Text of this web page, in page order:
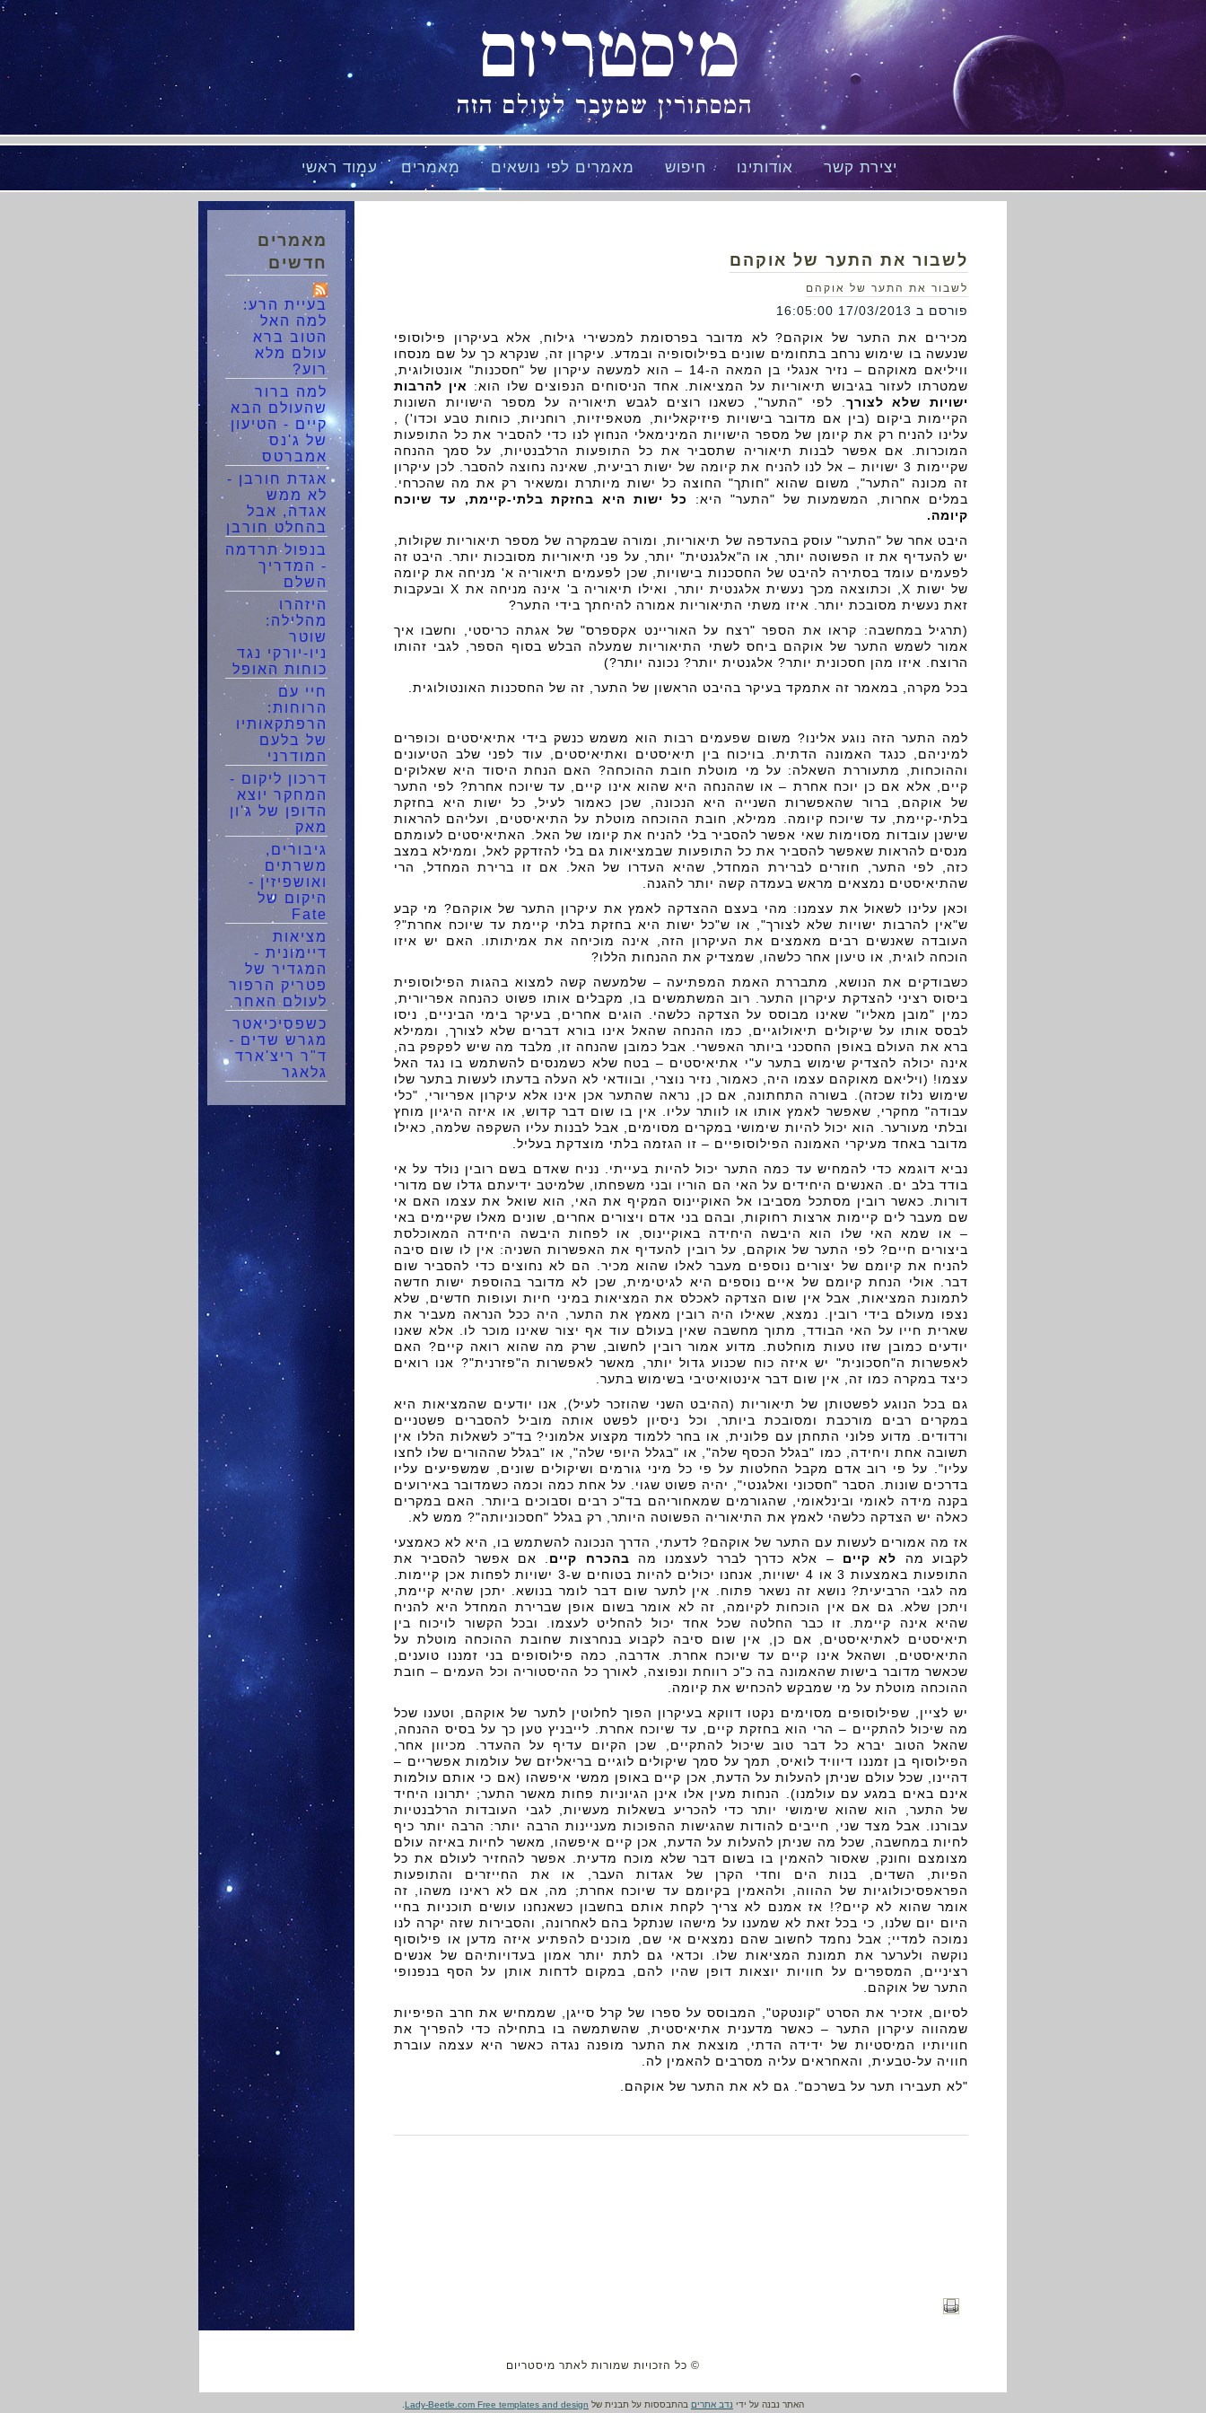
מיסטריום
המסתורין שמעבר לעולם הזה
עמוד ראשי מאמרים מאמרים לפי נושאים חיפוש אודותינו יצירת קשר
לשבור את התער של אוקהם
לשבור את התער של אוקהם
פורסם ב 17/03/2013 16:05:00
מכירים את התער של אוקהם? לא מדובר בפרסומת למכשירי גילוח, אלא בעיקרון פילוסופי
שנעשה בו שימוש נרחב בתחומים שונים בפילוסופיה ובמדע. עיקרון זה, שנקרא כך על שם מנסחו
וויליאם מאוקהם – נזיר אנגלי בן המאה ה-14 – הוא למעשה עיקרון של "חסכנות" אונטולוגית,
שמטרתו לעזור בגיבוש תיאוריות על המציאות. אחד הניסוחים הנפוצים שלו הוא:
אין להרבות
ישויות שלא לצורך . לפי "התער", כשאנו רוצים לגבש תיאוריה על מספר הישויות השונות
הקיימות ביקום (בין אם מדובר בישויות פיזיקאליות, מטאפיזיות, רוחניות, כוחות טבע וכדו') ,
עלינו להניח רק את קיומן של מספר הישויות המינימאלי הנחוץ לנו כדי להסביר את כל התופעות
המוכרות. אם אפשר לבנות תיאוריה שתסביר את כל התופעות הרלבנטיות, על סמך ההנחה
שקיימות 3 ישויות – אל לנו להניח את קיומה של ישות רביעית, שאינה נחוצה להסבר. לכן עיקרון
זה מכונה "התער", משום שהוא "חותך" החוצה כל ישות מיותרת ומשאיר רק את מה שהכרחי.
במלים אחרות, המשמעות של "התער" היא:
כל ישות היא בחזקת בלתי-קיימת, עד שיוכח
קיומה.
היבט אחר של "התער" עוסק בהעדפה של תיאוריות, ומורה שבמקרה של מספר תיאוריות שקולות,
יש להעדיף את זו הפשוטה יותר, או ה"אלגנטית" יותר, על פני תיאוריות מסובכות יותר. היבט זה
לפעמים עומד בסתירה להיבט של החסכנות בישויות, שכן לפעמים תיאוריה א' מניחה את קיומה
של ישות X, וכתוצאה מכך נעשית אלגנטית יותר, ואילו תיאוריה ב' אינה מניחה את X ובעקבות
זאת נעשית מסובכת יותר. איזו משתי התיאוריות אמורה להיחתך בידי התער?
(תרגיל במחשבה: קראו את הספר "רצח על האוריינט אקספרס" של אגתה כריסטי, וחשבו איך
אמור לשמש התער של אוקהם ביחס לשתי התיאוריות שמעלה הבלש בסוף הספר, לגבי זהותו
הרוצח. איזו מהן חסכונית יותר? אלגנטית יותר? נכונה יותר?)
בכל מקרה, במאמר זה אתמקד בעיקר בהיבט הראשון של התער, זה של החסכנות האונטולוגית.
למה התער הזה נוגע אלינו? משום שפעמים רבות הוא משמש כנשק בידי אתיאיסטים וכופרים
למיניהם, כנגד האמונה הדתית. בויכוח בין תיאיסטים ואתיאיסטים, עוד לפני שלב הטיעונים
וההוכחות, מתעוררת השאלה: על מי מוטלת חובת ההוכחה? האם הנחת היסוד היא שאלוקים
קיים, אלא אם כן יוכח אחרת – או שההנחה היא שהוא אינו קיים, עד שיוכח אחרת? לפי התער
של אוקהם, ברור שהאפשרות השנייה היא הנכונה, שכן כאמור לעיל, כל ישות היא בחזקת
בלתי-קיימת, עד שיוכח קיומה. ממילא, חובת ההוכחה מוטלת על התיאיסטים, ועליהם להראות
שישנן עובדות מסוימות שאי אפשר להסביר בלי להניח את קיומו של האל. האתיאיסטים לעומתם
מנסים להראות שאפשר להסביר את כל התופעות שבמציאות גם בלי להזדקק לאל, וממילא במצב
כזה, לפי התער, חוזרים לברירת המחדל, שהיא העדרו של האל. אם זו ברירת המחדל, הרי
שהתיאיסטים נמצאים מראש בעמדה קשה יותר להגנה.
וכאן עלינו לשאול את עצמנו: מהי בעצם ההצדקה לאמץ את עיקרון התער של אוקהם? מי קבע
ש"אין להרבות ישויות שלא לצורך", או ש"כל ישות היא בחזקת בלתי קיימת עד שיוכח אחרת"?
העובדה שאנשים רבים מאמצים את העיקרון הזה, אינה מוכיחה את אמיתותו. האם יש איזו
הוכחה לוגית, או טיעון אחר כלשהו, שמצדיק את ההנחות הללו?
כשבודקים את הנושא, מתבררת האמת המפתיעה – שלמעשה קשה למצוא בהגות הפילוסופית
ביסוס רציני להצדקת עיקרון התער. רוב המשתמשים בו, מקבלים אותו פשוט כהנחה אפריורית,
כמין "מובן מאליו" שאינו מבוסס על הצדקה כלשהי. הוגים אחרים, בעיקר בימי הביניים, ניסו
לבסס אותו על שיקולים תיאולוגיים, כמו ההנחה שהאל אינו בורא דברים שלא לצורך, וממילא
ברא את העולם באופן החסכני ביותר האפשרי. אבל כמובן שהנחה זו, מלבד מה שיש לפקפק בה,
אינה יכולה להצדיק שימוש בתער ע"י אתיאיסטים – בטח שלא כשמנסים להשתמש בו נגד האל
עצמו! (ויליאם מאוקהם עצמו היה, כאמור, נזיר נוצרי, ובוודאי לא העלה בדעתו לעשות בתער שלו
שימוש נלוז שכזה). בשורה התחתונה, אם כן, נראה שהתער אכן אינו אלא עיקרון אפריורי, "כלי
עבודה" מחקרי, שאפשר לאמץ אותו או לוותר עליו. אין בו שום דבר קדוש, או איזה היגיון מוחץ
ובלתי מעורער. הוא יכול להיות שימושי במקרים מסוימים, אבל לבנות עליו השקפה שלמה, כאילו
מדובר באחד מעיקרי האמונה הפילוסופיים – זו הגזמה בלתי מוצדקת בעליל.
נביא דוגמא כדי להמחיש עד כמה התער יכול להיות בעייתי. נניח שאדם בשם רובין נולד על אי
בודד בלב ים. האנשים היחידים על האי הם הוריו ובני משפחתו, שלמיטב ידיעתם גדלו שם מדורי
דורות. כאשר רובין מסתכל מסביבו אל האוקיינוס המקיף את האי, הוא שואל את עצמו האם אי
שם מעבר לים קיימות ארצות רחוקות, ובהם בני אדם ויצורים אחרים, שונים מאלו שקיימים באי
– או שמא האי שלו הוא היבשה היחידה באוקיינוס, או לפחות היבשה היחידה המאוכלסת
ביצורים חיים? לפי התער של אוקהם, על רובין להעדיף את האפשרות השניה: אין לו שום סיבה
להניח את קיומם של יצורים נוספים מעבר לאלו שהוא מכיר. הם לא נחוצים כדי להסביר שום
דבר. אולי הנחת קיומם של איים נוספים היא לגיטימית, שכן לא מדובר בהוספת ישות חדשה
לתמונת המציאות, אבל אין שום הצדקה לאכלס את המציאות במיני חיות ועופות חדשים, שלא
נצפו מעולם בידי רובין. נמצא, שאילו היה רובין מאמץ את התער, היה ככל הנראה מעביר את
שארית חייו על האי הבודד, מתוך מחשבה שאין בעולם עוד אף יצור שאינו מוכר לו. אלא שאנו
יודעים כמובן שזו טעות מוחלטת. מדוע אמור רובין לחשוב, שרק מה שהוא רואה קיים? האם
לאפשרות ה"חסכונית" יש איזה כוח שכנוע גדול יותר, מאשר לאפשרות ה"פזרנית"? אנו רואים
כיצד במקרה כמו זה, אין שום דבר אינטואיטיבי בשימוש בתער.
גם בכל הנוגע לפשטותן של תיאוריות (ההיבט השני שהוזכר לעיל), אנו יודעים שהמציאות היא
במקרים רבים מורכבת ומסובכת ביותר, וכל ניסיון לפשט אותה מוביל להסברים פשטניים
ורדודים. מדוע פלוני התחתן עם פלונית, או בחר ללמוד מקצוע אלמוני? בד"כ לשאלות הללו אין
תשובה אחת ויחידה, כמו "בגלל הכסף שלה", או "בגלל היופי שלה", או "בגלל שההורים שלו לחצו
עליו". על פי רוב אדם מקבל החלטות על פי כל מיני גורמים ושיקולים שונים, שמשפיעים עליו
בדרכים שונות. הסבר "חסכוני ואלגנטי", יהיה פשוט שגוי. על אחת כמה וכמה כשמדובר באירועים
בקנה מידה לאומי ובינלאומי, שהגורמים שמאחוריהם בד"כ רבים וסבוכים ביותר. האם במקרים
כאלה יש הצדקה כלשהי לאמץ את התיאוריה הפשוטה היותר, רק בגלל "חסכוניותה"? ממש לא.
אז מה אמורים לעשות עם התער של אוקהם? לדעתי, הדרך הנכונה להשתמש בו, היא לא כאמצעי
לקבוע מה לא קיים – אלא כדרך לברר לעצמנו מה בהכרח קיים . אם אפשר להסביר את
התופעות באמצעות 3 או 4 ישויות, אנחנו יכולים להיות בטוחים ש-3 ישויות לפחות אכן קיימות.
מה לגבי הרביעית? נושא זה נשאר פתוח. אין לתער שום דבר לומר בנושא. יתכן שהיא קיימת,
ויתכן שלא. גם אם אין הוכחות לקיומה, זה לא אומר בשום אופן שברירת המחדל היא להניח
שהיא אינה קיימת. זו כבר החלטה שכל אחד יכול להחליט לעצמו. ובכל הקשור לויכוח בין
תיאיסטים לאתיאיסטים, אם כן, אין שום סיבה לקבוע בנחרצות שחובת ההוכחה מוטלת על
התיאיסטים, ושהאל אינו קיים עד שיוכח אחרת. אדרבה, כמה פילוסופים בני זמננו טוענים,
שכאשר מדובר בישות שהאמונה בה כ"כ רווחת ונפוצה, לאורך כל ההיסטוריה וכל העמים – חובת
ההוכחה מוטלת על מי שמבקש להכחיש את קיומה.
יש לציין, שפילוסופים מסוימים נקטו דווקא בעיקרון הפוך לחלוטין לתער של אוקהם, וטענו שכל
מה שיכול להתקיים – הרי הוא בחזקת קיים, עד שיוכח אחרת. לייבניץ טען כך על בסיס ההנחה,
שהאל הטוב יברא כל דבר טוב שיכול להתקיים, שכן הקיום עדיף על ההעדר. מכיוון אחר,
הפילוסוף בן זמננו דיוויד לואיס, תמך על סמך שיקולים לוגיים בריאליזם של עולמות אפשריים –
דהיינו, שכל עולם שניתן להעלות על הדעת, אכן קיים באופן ממשי איפשהו (אם כי אותם עולמות
אינם באים במגע עם עולמנו). הנחות מעין אלו אינן הגיוניות פחות מאשר התער; יתרונו היחיד
של התער, הוא שהוא שימושי יותר כדי להכריע בשאלות מעשיות, לגבי העובדות הרלבנטיות
עבורנו. אבל מצד שני, חייבים להודות שהגישות ההפוכות מעניינות הרבה יותר: הרבה יותר כיף
לחיות במחשבה, שכל מה שניתן להעלות על הדעת, אכן קיים איפשהו, מאשר לחיות באיזה עולם
מצומצם וחונק, שאסור להאמין בו בשום דבר שלא מוכח מדעית. אפשר להחזיר לעולם את כל
הפיות, השדים, בנות הים וחדי הקרן של אגדות העבר, או את החייזרים והתופעות
הפראפסיכולוגיות של ההווה, ולהאמין בקיומם עד שיוכח אחרת; מה, אם לא ראינו משהו, זה
אומר שהוא לא קיים?! אז אמנם לא צריך לקחת אותם בחשבון כשאנחנו עושים תוכניות בחיי
היום יום שלנו, כי בכל זאת לא שמענו על מישהו שנתקל בהם לאחרונה, והסבירות שזה יקרה לנו
נמוכה למדיי; אבל נחמד לחשוב שהם נמצאים אי שם, מוכנים להפתיע איזה מדען או פילוסוף
נוקשה ולערער את תמונת המציאות שלו. וכדאי גם לתת יותר אמון בעדויותיהם של אנשים
רציניים, המספרים על חוויות יוצאות דופן שהיו להם, במקום לדחות אותן על הסף בנפנופי
התער של אוקהם.
לסיום, אזכיר את הסרט "קונטקט", המבוסס על ספרו של קרל סייגן, שממחיש את חרב הפיפיות
שמהווה עיקרון התער – כאשר מדענית אתיאיסטית, שהשתמשה בו בתחילה כדי להפריך את
חוויותיו המיסטיות של ידידה הדתי, מוצאת את התער מופנה נגדה כאשר היא עצמה עוברת
חוויה על-טבעית, והאחראים עליה מסרבים להאמין לה.
"לא תעבירו תער על בשרכם". גם לא את התער של אוקהם.
מאמרים
חדשים
בעיית הרע:
למה האל
הטוב ברא
עולם מלא
רוע?
למה ברור
שהעולם הבא
קיים - הטיעון
של ג'נס
אמברטס
אגדת חורבן -
לא ממש
אגדה, אבל
בהחלט חורבן
בנפול תרדמה
- המדריך
השלם
היזהרו
מהלילה:
שוטר
ניו-יורקי נגד
כוחות האופל
חיי עם
הרוחות:
הרפתקאותיו
של בלעם
המודרני
דרכון ליקום -
המחקר יוצא
הדופן של ג'ון
מאק
גיבורים,
משרתים
ואושפיזין -
היקום של
Fate
מציאות
דיימונית -
המגדיר של
פטריק הרפור
לעולם האחר
כשפסיכיאטר
מגרש שדים -
ד"ר ריצ'ארד
גלאגר
© כל הזכויות שמורות לאתר מיסטריום
האתר נבנה על ידי נדב אתרים בהתבססות על תבנית של Lady-Beetle.com Free templates and design